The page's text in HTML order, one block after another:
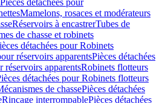
Pièces détachées pour
Mamelons, rosaces et modérateurs
Réservoirs à encastrerTubes de
de chasse et robinets
détachées pour Robinets
réservoirs apparentsPièces détachées
réservoirs apparentsRobinets flotteurs
détachées pour Robinets flotteurs
de chassePièces détachées
Rinçage interrompablePièces détachées